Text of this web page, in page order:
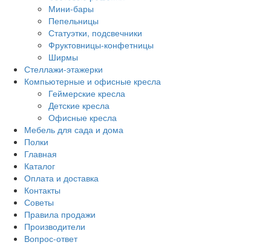
Мини-бары
Пепельницы
Статуэтки, подсвечники
Фруктовницы-конфетницы
Ширмы
Стеллажи-этажерки
Компьютерные и офисные кресла
Геймерские кресла
Детские кресла
Офисные кресла
Мебель для сада и дома
Полки
Главная
Каталог
Оплата и доставка
Контакты
Советы
Правила продажи
Производители
Вопрос-ответ